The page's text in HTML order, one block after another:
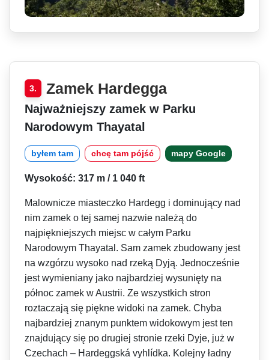
3. Zamek Hardegga
Najważniejszy zamek w Parku
Narodowym Thayatal
byłem tam chcę tam pójść mapy Google
Wysokość: 317 m / 1 040 ft
Malownicze miasteczko Hardegg i dominujący nad
nim zamek o tej samej nazwie należą do
najpiękniejszych miejsc w całym Parku
Narodowym Thayatal. Sam zamek zbudowany jest
na wzgórzu wysoko nad rzeką Dyją. Jednocześnie
jest wymieniany jako najbardziej wysunięty na
północ zamek w Austrii. Ze wszystkich stron
roztaczają się piękne widoki na zamek. Chyba
najbardziej znanym punktem widokowym jest ten
znajdujący się po drugiej stronie rzeki Dyje, już w
Czechach – Hardeggská vyhlídka. Kolejny ładny